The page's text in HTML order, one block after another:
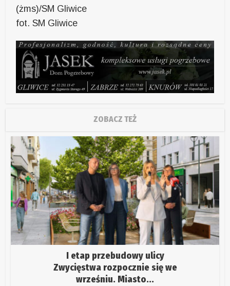
(żms)/SM Gliwice
fot. SM Gliwice
ZOBACZ TEŻ
I etap przebudowy ulicy
Zwycięstwa rozpocznie się we
wrześniu. Miasto...